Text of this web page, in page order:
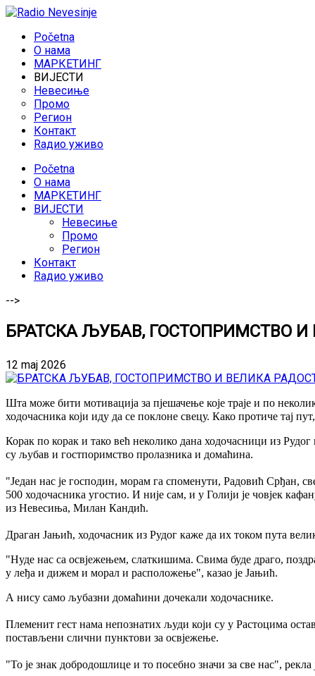
Početna
O нама
МАРКЕТИНГ
ВИЈЕСТИ
Невесиње
Промо
Регион
Контакт
Rадио уживо
Početna
O нама
МАРКЕТИНГ
ВИЈЕСТИ
Невесиње
Промо
Регион
Контакт
Rадио уживо
-->
БРАТСКА ЉУБАВ, ГОСТОПРИМСТВО
12 maj 2026
Шта може бити мотивација за пјешачење које траје и по
ходочасника који иду да се поклоне свецу. Како протиче тај
Корак по корак и тако већ неколико дана ходочасници из
су љубав и гостпоримство пролазника и домаћина.
"Један нас је господин, морам га споменути, Радовић Срђан,
500 ходочасника угостио. И није сам, и у Голији је човјек
из Невесиња, Милан Кандић.
Драган Јањић, ходочасник из Рудог каже да их током пута
"Нуде нас са освјежењем, слаткишима. Свима буде драго,
у леђа и дижем и морал и расположење", казао је Јањић.
А нису само љубазни домаћини дочекали ходочаснике.
Племенит гест нама непознатих људи који су у Растоцима
постављени слични пунктови за освјежење.
"То је знак добродошлице и то посебно значи за све нас",